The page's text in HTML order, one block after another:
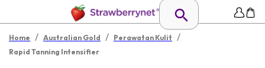
Home / Australian Gold / Perawatan Kulit /
Rapid Tanning Intensifier